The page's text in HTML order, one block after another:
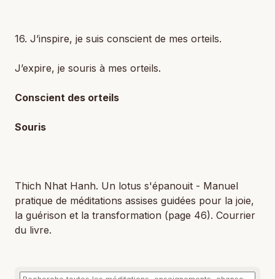
16. J’inspire, je suis conscient de mes orteils.
J’expire, je souris à mes orteils.
Conscient des orteils
Souris
Thich Nhat Hanh. Un lotus s'épanouit - Manuel
pratique de méditations assises guidées pour la joie,
la guérison et la transformation (page 46). Courrier
du livre.